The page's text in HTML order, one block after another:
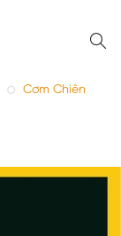
Cơm Chiên